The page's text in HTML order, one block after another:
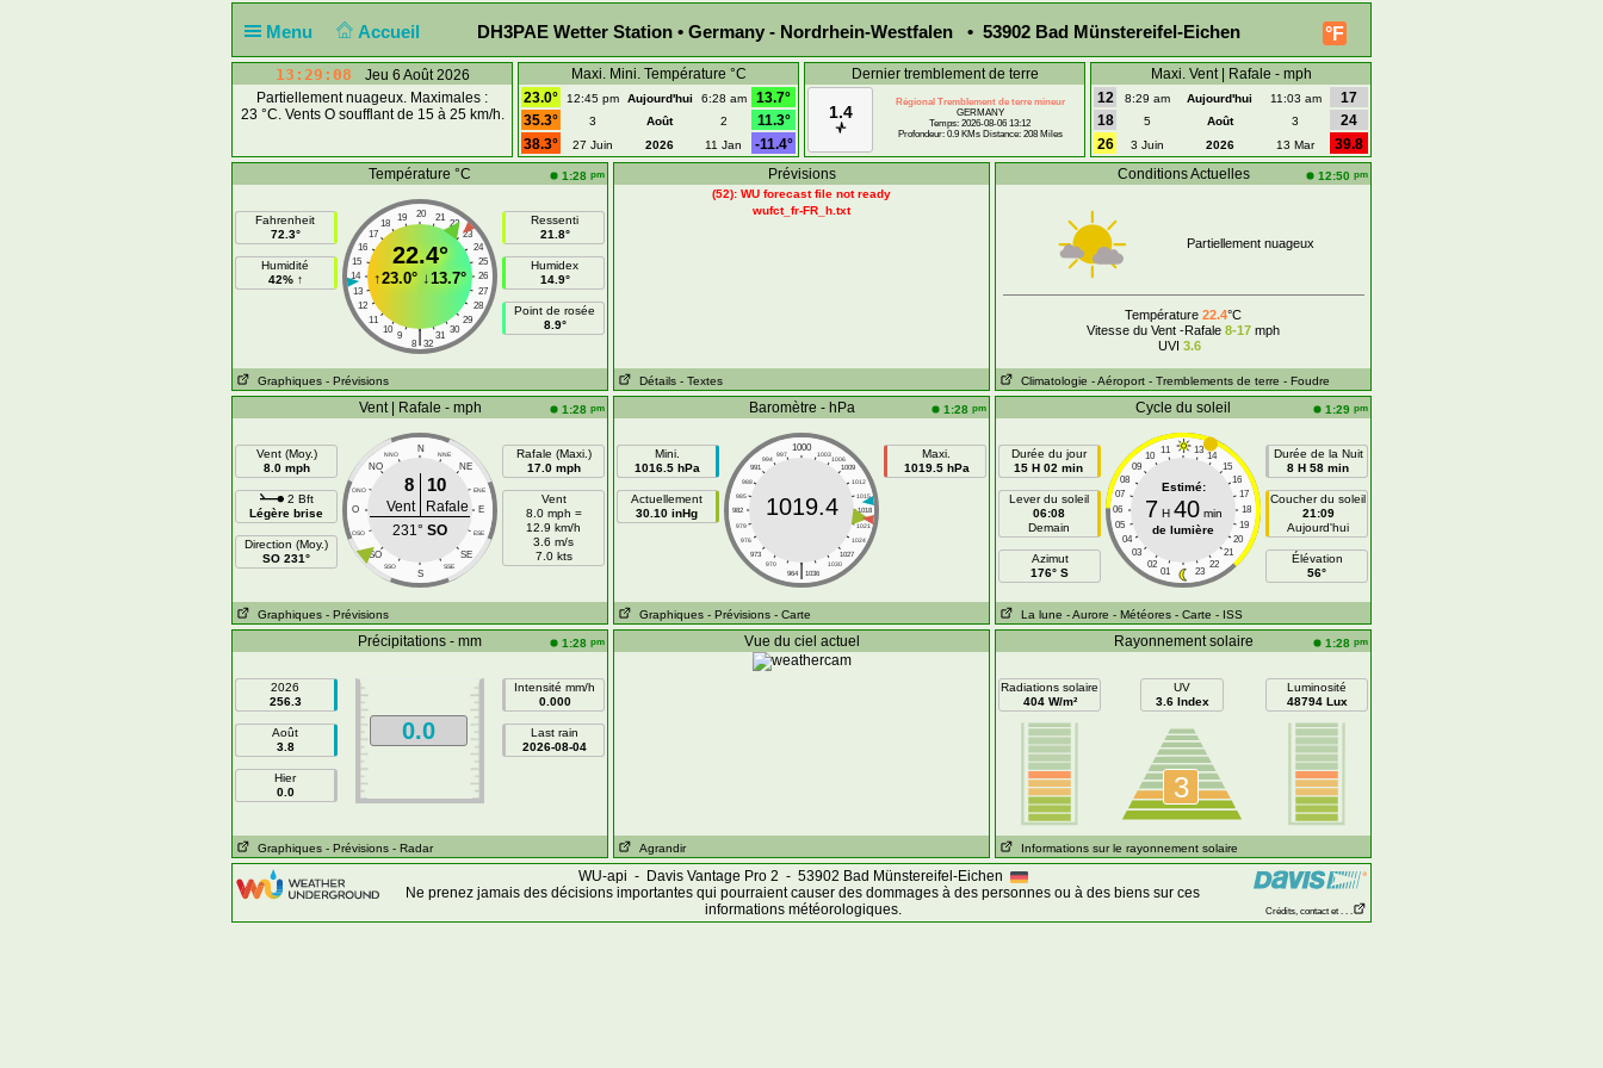
Menu Accueil °F
DH3PAE Wetter Station • Germany - Nordrhein-Westfalen • 53902 Bad Münstereifel-Eichen
13:29:08
Jeu 6 Août 2026
Partiellement nuageux. Maximales :
23 °C. Vents O soufflant de 15 à 25 km/h.
Maxi. Mini. Température °C
23.0°
12:45 pm Aujourd'hui 6:28 am
13.7°
35.3°
3 Août 2
11.3°
38.3°
27 Juin 2026 11 Jan -11.4°
Dernier tremblement de terre
1.4
Régional Tremblement de terre mineur
GERMANY
Temps: 2026-08-06 13:12
Profondeur: 0.9 KMs Distance: 208 Miles
Maxi. Vent | Rafale - mph
12
8:29 am Aujourd'hui 11:03 am
17
18
5 Août 3
24
26
3 Juin 2026 13 Mar
39.8
Température °C
1:28 pm
Fahrenheit
72.3°
Humidité
42% ↑
20
19 21
18
22
17
23
16
24
15
25
14
26
13
27
12
28
11
29
10
30
9 31
|
8 32
22.4°
↑23.0° ↓13.7°
Ressenti
21.8°
Humidex
14.9°
Point de rosée
8.9°
Graphiques - Prévisions
Prévisions
(52): WU forecast file not ready
wufct_fr-FR_h.txt
Détails - Textes
Conditions Actuelles 12:50 pm
Partiellement nuageux
Température 22.4°C
Vitesse du Vent -Rafale 8-17 mph
UVI 3.6
Climatologie - Aéroport - Tremblements de terre - Foudre
Vent | Rafale - mph 1:28 pm
Vent (Moy.)
8.0 mph
2 Bft
Légère brise
Direction (Moy.)
SO 231°
N
NNO NNE
NO NE
ONO ENE
O E
OSO ESE
SO SE
SSO SSE
S
8 10
Vent
Rafale
231° SO
Rafale (Maxi.)
17.0 mph
Vent
8.0 mph =
12.9 km/h
3.6 m/s
7.0 kts
Graphiques - Prévisions
Baromètre - hPa 1:28 pm
Mini.
1016.5 hPa
Actuellement
30.10 inHg
1000
997 1003
994
1006
991
1009
988
1012
985
1015
982
1018
979
1021
976
1024
973
1027
970
1030
|
964 1036
1019.4
Maxi.
1019.5 hPa
Graphiques - Prévisions - Carte
Cycle du soleil 1:29 pm
Durée du jour
15 H 02 min
Lever du soleil
06:08
Demain
Azimut
176° S
11 13
10
14
09
15
08
16
07
17
06
18
05
19
04
20
03
21
02
22
01 23
Estimé:
7 H 40min
de lumière
Durée de la Nuit
8 H 58 min
Coucher du soleil
21:09
Aujourd'hui
Élévation
56°
La lune - Aurore - Météores - Carte - ISS
Précipitations - mm 1:28 pm
2026
256.3
Août
3.8
Hier
0.0
0.0
Intensité mm/h
0.000
Last rain
2026-08-04
Graphiques - Prévisions - Radar
Vue du ciel actuel
Agrandir
Rayonnement solaire 1:28 pm
Radiations solaire
404 W/m²
UV
3.6 Index
3
Luminosité
48794 Lux
Informations sur le rayonnement solaire
WU-api - Davis Vantage Pro 2 - 53902 Bad Münstereifel-Eichen
Ne prenez jamais des décisions importantes qui pourraient causer des dommages à des personnes ou à des biens sur ces
informations météorologiques.
Crédits, contact et . . .